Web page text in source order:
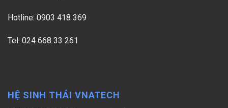
Hotline: 0903 418 369
Tel: 024 668 33 261
HỆ SINH THÁI VNATECH